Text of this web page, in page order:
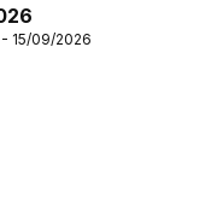
15/09/2026